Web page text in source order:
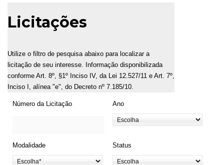
Licitações
Utilize o filtro de pesquisa abaixo para localizar a
licitação de seu interesse. Informação disponibilizada
conforme Art. 8º, §1º Inciso IV, da Lei 12.527/11 e Art. 7º,
Inciso I, alínea "e", do Decreto nº 7.185/10.
Número da Licitação Ano
Modalidade Status